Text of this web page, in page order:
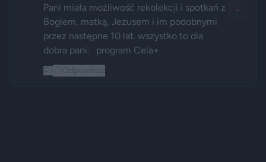
Pani miała możliwość rekolekcji i spotkań z
Bogiem, matką, Jezusem i im podobnymi
przez następne 10 lat. wszystko to dla
dobra pani.   program Cela+
-